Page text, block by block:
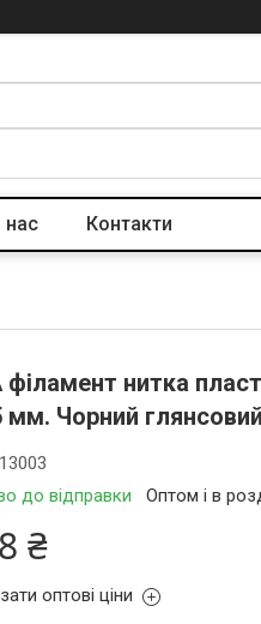
нас Контакти
філамент нитка
мм. Чорний
до відправки Оптом і в
13003
₴
оптові ціни